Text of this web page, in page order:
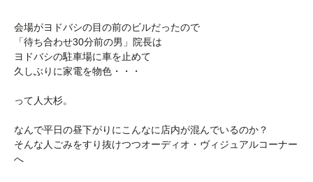
会場がヨドバシの目の前のビルだったので
「待ち合わせ30分前の男」院長は
ヨドバシの駐車場に車を止めて
久しぶりに家電を物色・・・
って人大杉。
なんで平日の昼下がりにこんなに店内が混んでいるのか？
そんな人ごみをすり抜けつつオーディオ・ヴィジュアルコーナー
へ